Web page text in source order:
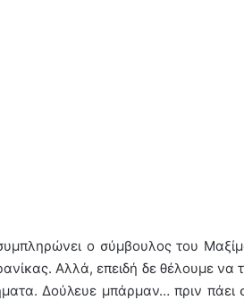
ο σύμβουλος του
Αλλά, επειδή δε θέλουμε να
Δούλευε μπάρμαν… πριν πάει